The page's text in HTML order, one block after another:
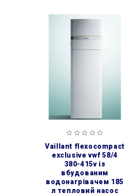
vaillant flexocompact
exclusive vwf 58/4
380-415v із
вбудованим
водонагрівачем 185
л тепловий насос